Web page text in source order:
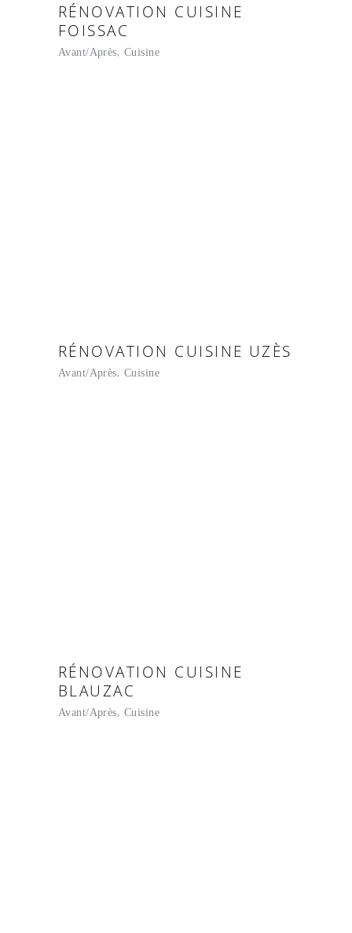
RÉNOVATION CUISINE
FOISSAC
Avant/Après Cuisine
RÉNOVATION CUISINE UZÈS
Avant/Après Cuisine
RÉNOVATION CUISINE
BLAUZAC
Avant/Après Cuisine